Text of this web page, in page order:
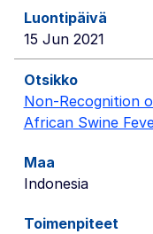
15 Jun 2021
Non-Recognition
African Swine
Indonesia